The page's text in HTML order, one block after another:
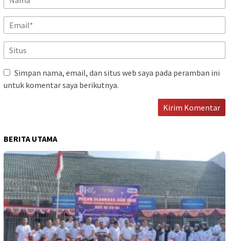
Simpan nama, email, dan situs web saya pada peramban ini
untuk komentar saya berikutnya.
BERITA UTAMA